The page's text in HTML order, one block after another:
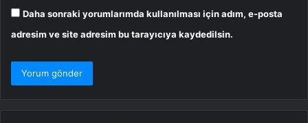
Daha sonraki yorumlarımda kullanılması için adım, e-posta
adresim ve site adresim bu tarayıcıya kaydedilsin.